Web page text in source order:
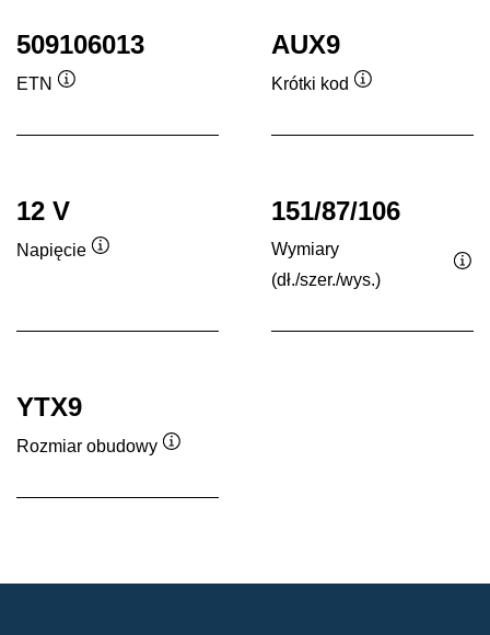
509106013
ETN
AUX9
Krótki kod
12 V
Napięcie
151/87/106
Wymiary
(dł./szer./wys.)
YTX9
Rozmiar obudowy